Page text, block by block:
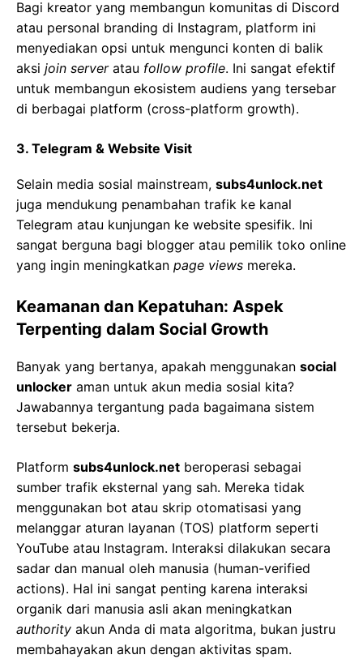
Bagi kreator yang membangun komunitas di Discord
atau personal branding di Instagram, platform ini
menyediakan opsi untuk mengunci konten di balik
aksi join serveratau follow profile. Ini sangat efektif
untuk membangun ekosistem audiens yang tersebar
di berbagai platform (cross-platform growth).
3. Telegram & Website Visit
Selain media sosial mainstream, subs4unlock.net
juga mendukung penambahan trafik ke kanal
Telegram atau kunjungan ke website spesifik. Ini
sangat berguna bagi blogger atau pemilik toko online
yang ingin meningkatkan page views mereka.
Keamanan dan Kepatuhan: Aspek
Terpenting dalam Social Growth
Banyak yang bertanya, apakah menggunakan social
unlocker aman untuk akun media sosial kita?
Jawabannya tergantung pada bagaimana sistem
tersebut bekerja.
Platform subs4unlock.net beroperasi sebagai
sumber trafik eksternal yang sah. Mereka tidak
menggunakan bot atau skrip otomatisasi yang
melanggar aturan layanan (TOS) platform seperti
YouTube atau Instagram. Interaksi dilakukan secara
sadar dan manual oleh manusia (human-verified
actions). Hal ini sangat penting karena interaksi
organik dari manusia asli akan meningkatkan
authority akun Anda di mata algoritma, bukan justru
membahayakan akun dengan aktivitas spam.